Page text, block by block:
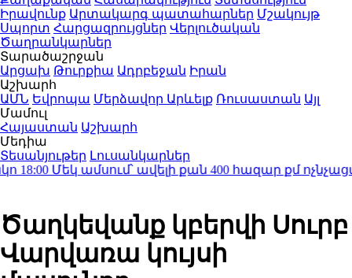
Իրավունք Արտակարգ պատահարներ Մշակույթ
Սպորտ Հարցազրույցներ Վերլուծական
Ծաղրանկարներ
Տարածաշրջան
Արցախ Թուրքիա Ադրբեջան Իրան
Աշխարհ
ԱՄՆ Եվրոպա Մերձավոր Արևելք Ռուսաստան Այլ
Մամուլ
Հայաստան Աշխարհ
Մեդիա
Տեսանյութեր Լուսանկարներ
Մեկ ամսում՝ ավելի քան 400 հազար քմ
Ծաղկեվանք կբերվի Սուրբ
Վարվառա կույսի